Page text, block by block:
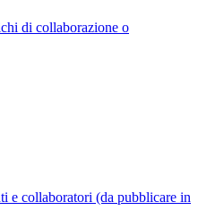
di collaborazione o
e collaboratori (da pubblicare in